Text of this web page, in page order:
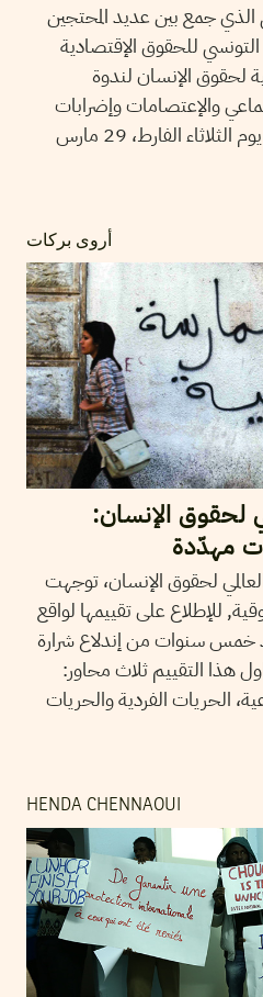
جمع بين عديد المحتجين
للحقوق الإقتصادية
لحقوق الإنسان لندوة
والإعتصامات وإضرابات
الجوع“، نظمت بمقر المنتدى يوم الثلاثاء الفارط، 29 مارس
أروى بركات
لحقوق الإنسان:
مهدّدة
67 للإعلان العالمي لحقوق الإنسان، توجهت
للإطلاع على تقييمها لواقع
خمس سنوات من إندلاع شرارة
هذا التقييم ثلاث محاور:
الحريات الفردية والحريات
HENDA CHENNAOUI